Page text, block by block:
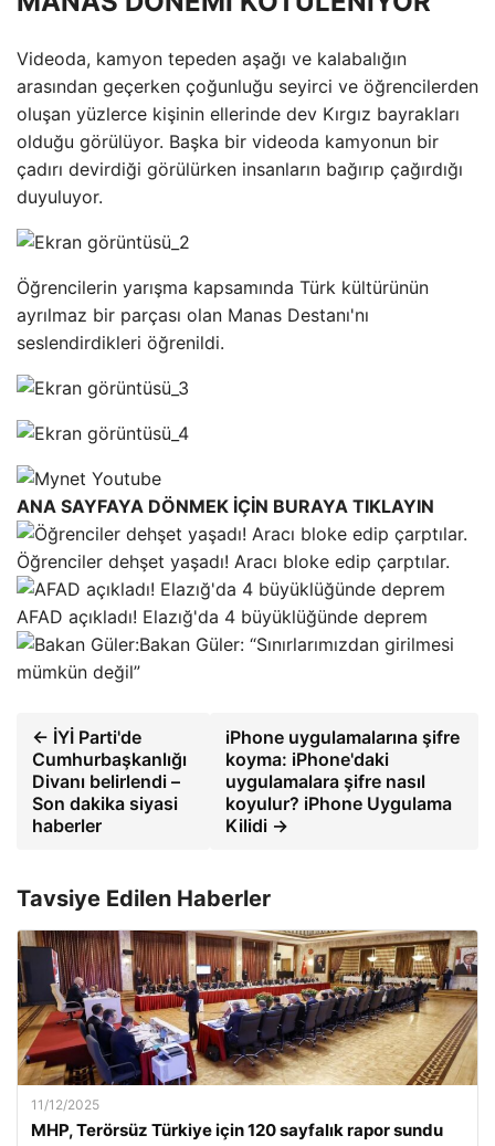
Videoda, kamyon tepeden aşağı ve kalabalığın
arasından geçerken çoğunluğu seyirci ve öğrencilerden
oluşan yüzlerce kişinin ellerinde dev Kırgız bayrakları
olduğu görülüyor. Başka bir videoda kamyonun bir
çadırı devirdiği görülürken insanların bağırıp çağırdığı
duyuluyor.
Öğrencilerin yarışma kapsamında Türk kültürünün
ayrılmaz bir parçası olan Manas Destanı'nı
seslendirdikleri öğrenildi.
ANA SAYFAYA DÖNMEK İÇİN BURAYA TIKLAYIN
Öğrenciler dehşet yaşadı! Aracı bloke edip çarptılar.
AFAD açıkladı! Elazığ'da 4 büyüklüğünde deprem
Bakan Güler: “Sınırlarımızdan girilmesi
mümkün değil”
← İYİ Parti'de
Cumhurbaşkanlığı
Divanı belirlendi –
Son dakika siyasi
haberler
iPhone uygulamalarına şifre
koyma: iPhone'daki
uygulamalara şifre nasıl
koyulur? iPhone Uygulama
Kilidi →
Tavsiye Edilen Haberler
11/12/2025
MHP, Terörsüz Türkiye için 120 sayfalık rapor sundu